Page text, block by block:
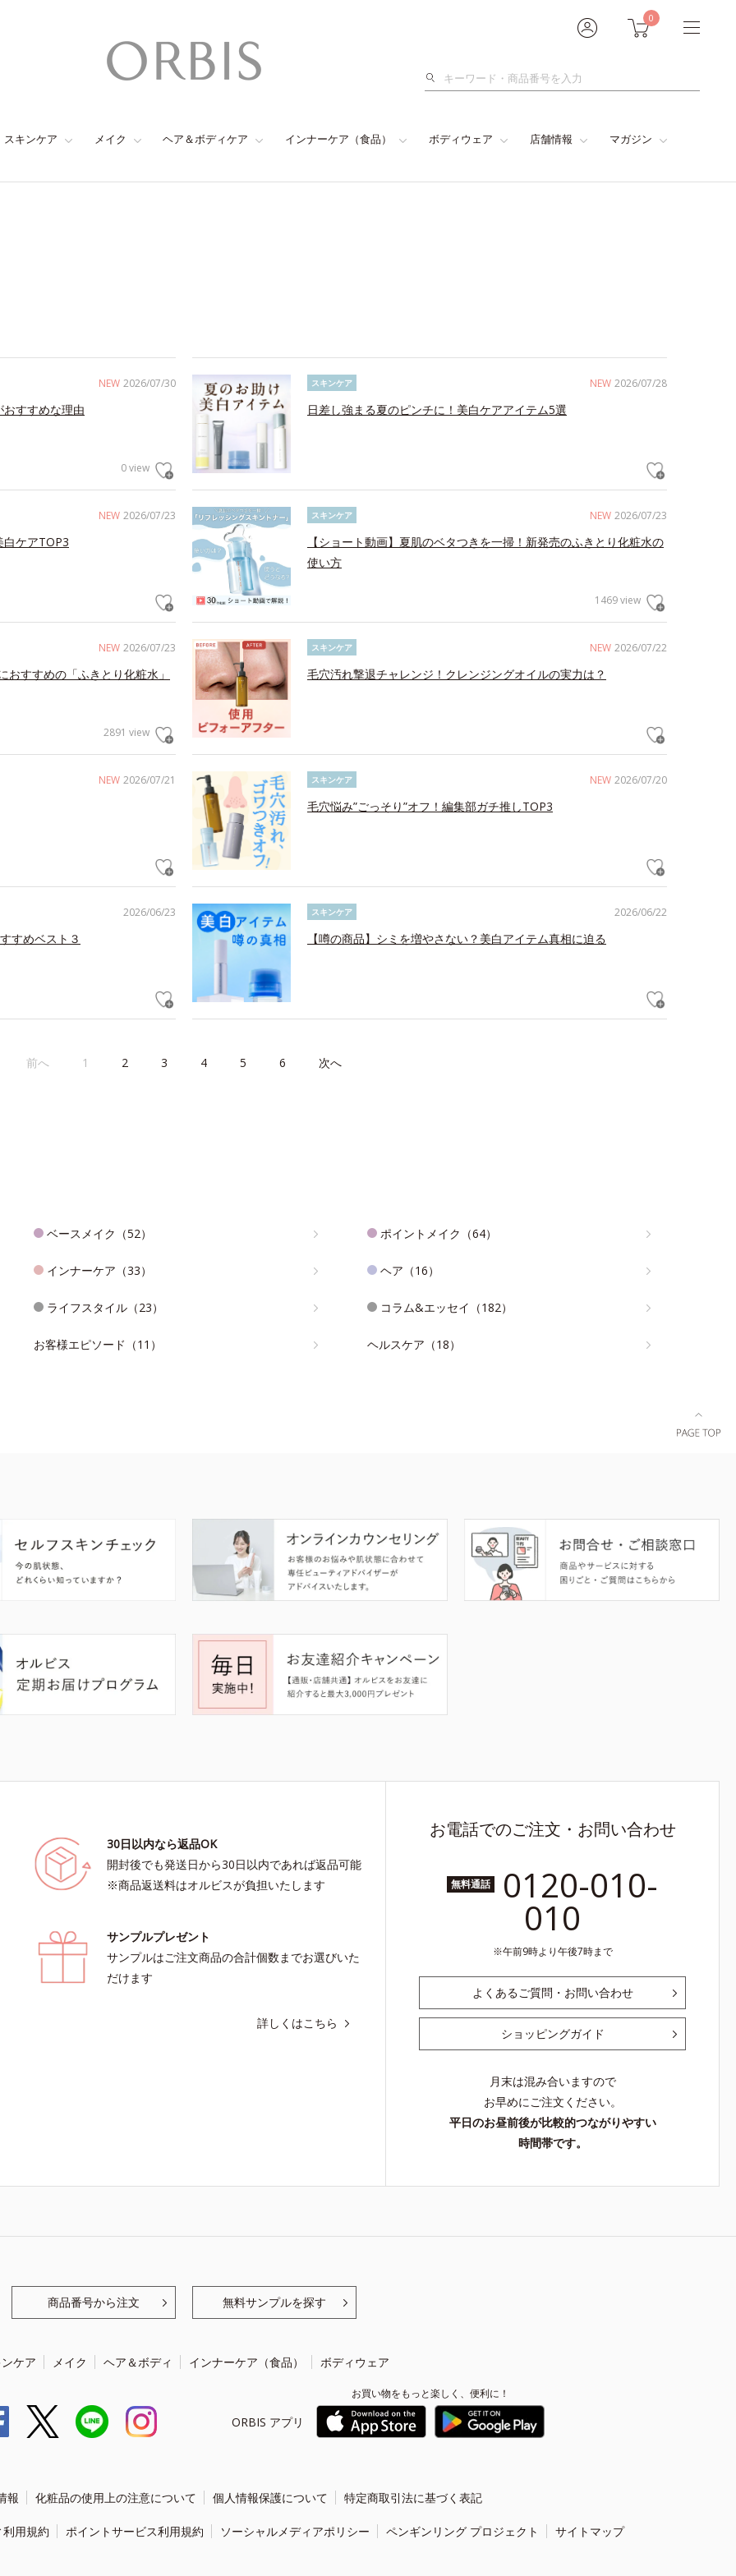
0
検
スキンケア メイク ヘア＆ボディケア インナーケア（食品） ボディウェア 店舗情報 マガジン
NEW 2026/07/30
すすめな理由
0 view
NEW 2026/07/28
スキンケア
日差し強まる夏のピンチに！美白ケアアイテム5選
NEW 2026/07/23
ケアTOP3
NEW 2026/07/23
スキンケア
【ショート動画】夏肌のベタつきを一掃！新発売のふきとり化粧水の
使い方
1469 view
NEW 2026/07/23
すすめの「ふきとり化粧水」
2891 view
NEW 2026/07/22
スキンケア
毛穴汚れ撃退チャレンジ！クレンジングオイルの実力は？
NEW 2026/07/21 NEW 2026/07/20
スキンケア
毛穴悩み”ごっそり”オフ！編集部ガチ推しTOP3
2026/06/23
すめベスト３
2026/06/22
スキンケア
【噂の商品】シミを増やさない？美白アイテム真相に迫る
前へ 1 2 3 4 5 6 次へ
ベースメイク（52） ポイントメイク（64）
インナーケア（33） ヘア（16）
ライフスタイル（23） コラム&エッセイ（182）
お客様エピソード（11） ヘルスケア（18）
30日以内なら返品OK
開封後でも発送日から30日以内であれば返品可能
※商品返送料はオルビスが負担いたします
サンプルプレゼント
サンプルはご注文商品の合計個数までお選びいた
だけます
詳しくはこちら
お電話でのご注文・お問い合わせ
無料通話 0120-010-
010
午前9時より午後7時まで
よくあるご質問・お問い合わせ
ショッピングガイド
月末は混み合いますので
お早めにご注文ください。
平日のお昼前後が比較的つながりやすい
時間帯です。
商品番号から注文 無料サンプルを探す
ケア メイク ヘア＆ボディ インナーケア（食品） ボディウェア
ORBIS アプリ
お買い物をもっと楽しく、便利に！
報 化粧品の使用上の注意について 個人情報保護について 特定商取引法に基づく表記
用規約 ポイントサービス利用規約 ソーシャルメディアポリシー ペンギンリング プロジェクト サイトマップ